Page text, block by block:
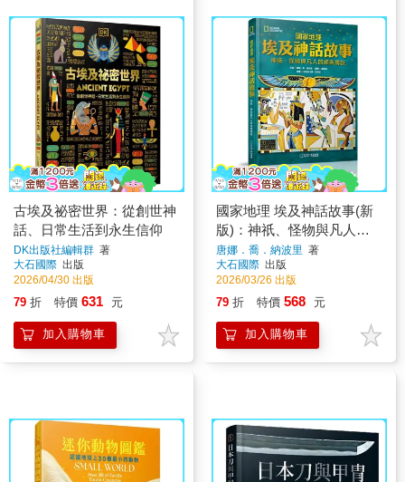
古埃及祕密世界：從創世神
話、日常生活到永生信仰
DK出版社編輯群 著
大石國際 出版
2026/04/30 出版
79 折 特價 631 元
加入購物車
國家地理 埃及神話故事(新
版)：神祇、怪物與凡人的
經典傳說
唐娜．喬．納波里 著
大石國際 出版
2026/03/26 出版
79 折 特價 568 元
加入購物車